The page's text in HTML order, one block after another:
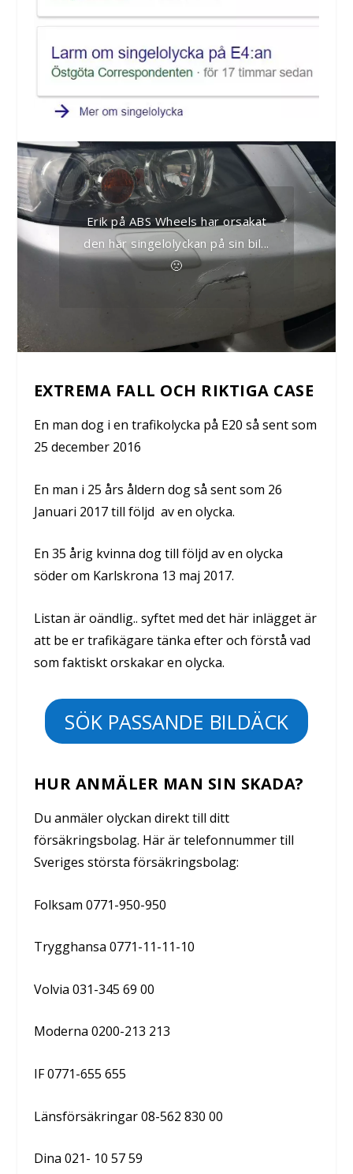
Erik på ABS Wheels har orsakat
den här singelolyckan på sin bil...
🙁
EXTREMA FALL OCH RIKTIGA CASE
En man dog i en trafikolycka på E20 så sent som
25 december 2016
En man i 25 års åldern dog så sent som 26
Januari 2017 till följd av en olycka.
En 35 årig kvinna dog till följd av en olycka
söder om Karlskrona 13 maj 2017.
Listan är oändlig.. syftet med det här inlägget är
att be er trafikägare tänka efter och förstå vad
som faktiskt orskakar en olycka.
SÖK PASSANDE BILDÄCK
HUR ANMÄLER MAN SIN SKADA?
Du anmäler olyckan direkt till ditt
försäkringsbolag. Här är telefonnummer till
Sveriges största försäkringsbolag:
Folksam 0771-950-950
Trygghansa 0771-11-11-10
Volvia 031-345 69 00
Moderna 0200-213 213
IF 0771-655 655
Länsförsäkringar 08-562 830 00
Dina 021- 10 57 59